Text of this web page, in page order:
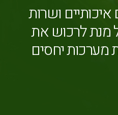
ושרות
מנת לרכוש את
מערכות יחסים